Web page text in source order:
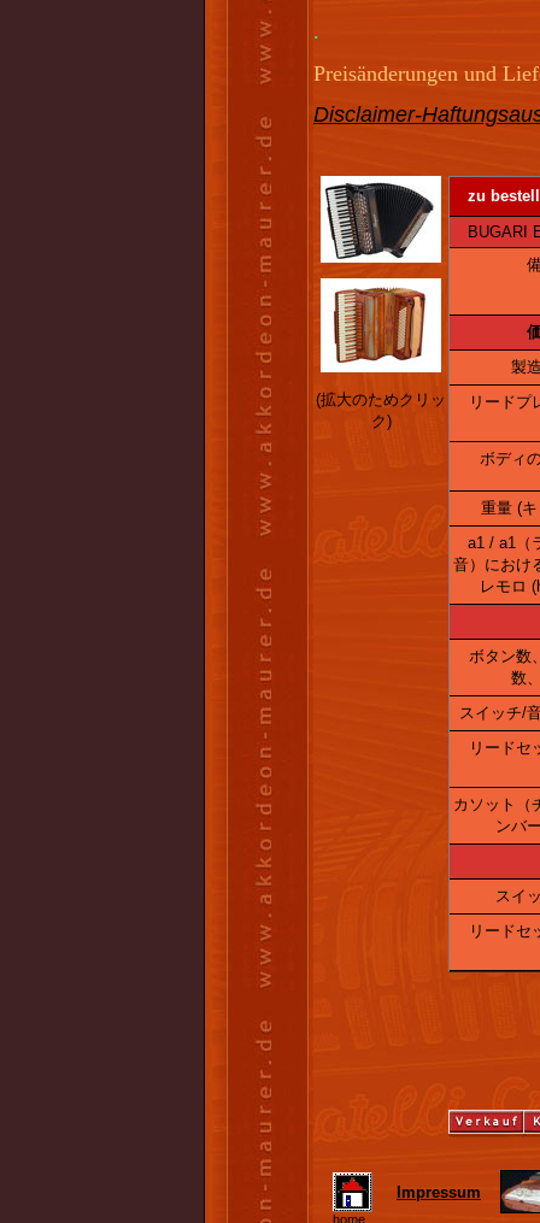
.
Preisänderungen und
Disclaimer-
(拡大のためクリッ
ク)
zu
BUGARI
製
リードプ
ボディ
重量 (
a1 / a1（
音）におけ
レモロ
ボタン数
数
スイッチ/
リードセ
カソット（
ンバ
スイ
リードセ
home
Impressum